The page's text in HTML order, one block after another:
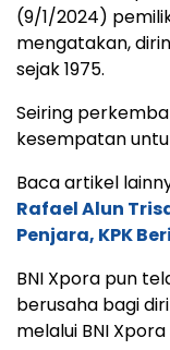
(9/1/2024)
mengatakan,
sejak 1975.
Seiring
kesempatan
Baca artikel
Rafael Alun
Penjara, KPK
BNI Xpora pun
berusaha bagi
melalui BNI